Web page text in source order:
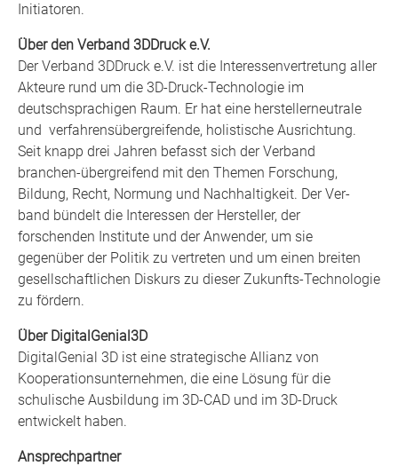
Initiatoren.
Über den Verband 3DDruck e.V.
Der Verband 3DDruck e.V. ist die Interessenvertretung aller
Akteure rund um die 3D-Druck-Technologie im
deutschsprachigen Raum. Er hat eine herstellerneutrale
und verfahrensübergreifende, holistische Ausrichtung.
Seit knapp drei Jahren befasst sich der Verband
branchen-übergreifend mit den Themen Forschung,
Bildung, Recht, Normung und Nachhaltigkeit. Der Ver-
band bündelt die Interessen der Hersteller, der
forschenden Institute und der Anwender, um sie
gegenüber der Politik zu vertreten und um einen breiten
gesellschaftlichen Diskurs zu dieser Zukunfts-Technologie
zu fördern.
Über DigitalGenial3D
DigitalGenial 3D ist eine strategische Allianz von
Kooperationsunternehmen, die eine Lösung für die
schulische Ausbildung im 3D-CAD und im 3D-Druck
entwickelt haben.
Ansprechpartner